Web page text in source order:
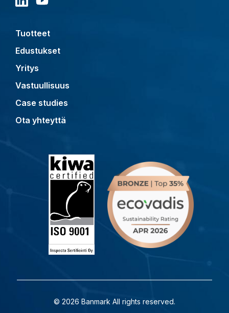
Tuotteet
Edustukset
Yritys
Vastuullisuus
Case studies
Ota yhteyttä
© 2026 Banmark All rights reserved.